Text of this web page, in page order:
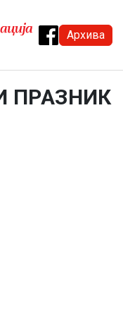
Архива
ПРАЗНИК